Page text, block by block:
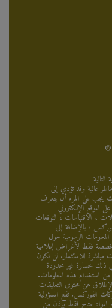
عالية وقد تؤدي إلى
يجب على المرء أن يتعرف
الموقع الإلكتروني
، الاقتباسات ، التوقعات
، بالإضافة إلى
الرسومية حول
فقط لأغراض إعلامية
مباشرة للاستثمار. لن تكون
ذلك خسارة غير محدودة
من استخدام هذه المعلومات.
عن محتوى التعليقات
الفوركس. تقع المسؤولية
المواد متاح فقط بإذن من